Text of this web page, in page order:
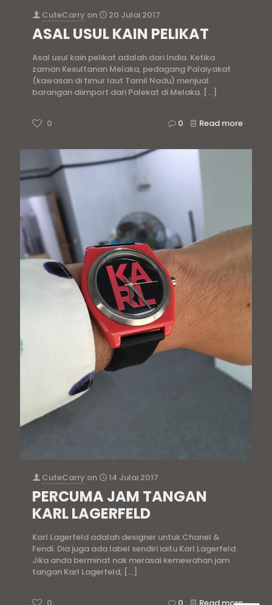
CuteCarry on 20 Julai 2017
ASAL USUL KAIN PELIKAT
Asal usul kain pelikat adalah dari India. Ketika
zaman Kesultanan Melaka, pedagang Palaiyakat
(kawasan di timur laut Tamil Nadu) menjual
barangan diimport dari Palekat di Melaka. […]
0 0 Read more
CuteCarry on 14 Julai 2017
PERCUMA JAM TANGAN
KARL LAGERFELD
Karl Lagerfeld adalah designer untuk Chanel &
Fendi. Dia juga ada label sendiri iaitu Karl Lagerfeld.
Jika anda berminat nak merasai kemewahan jam
tangan Karl Lagerfeld, […]